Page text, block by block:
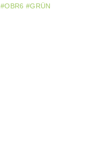
#OBR6 #GRÜN